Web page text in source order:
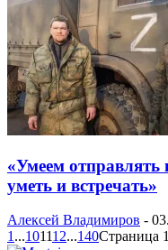
«Умеем
уметь и встречать»
Алексей Владимиров -
1 ...101112...140Страница